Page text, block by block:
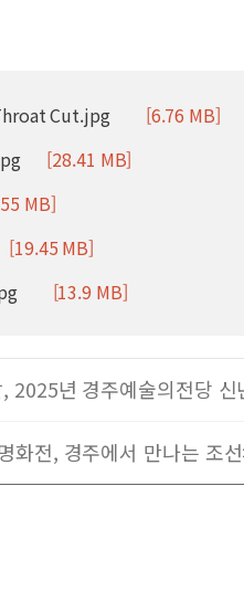
Cut.jpg
[6.76 MB]
[28.41 MB]
MB]
[19.45 MB]
[13.9 MB]
2025년 경주예술의전당
화전, 경주에서 만나는 조